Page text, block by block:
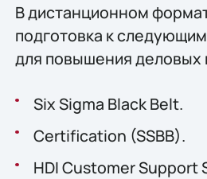
В дистанционном
подготовка к
для повышения деловых
Six Sigma Black Belt.
Certification (SSBB).
HDI Customer Support